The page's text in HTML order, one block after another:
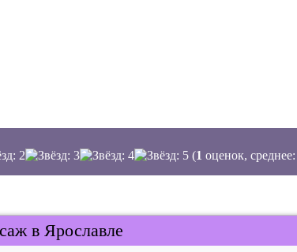
(1 оценок, среднее:
в Ярославле